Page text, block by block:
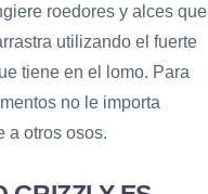
roedores y alces que
utilizando el fuerte
tiene en el lomo. Para
no le importa
a otros osos.